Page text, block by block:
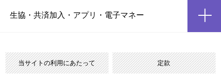
生協・共済加入 ・ アプリ・電子マネー
当サイトの利用にあたって 定款